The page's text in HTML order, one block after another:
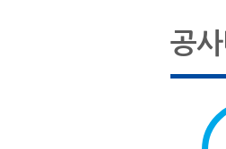
공